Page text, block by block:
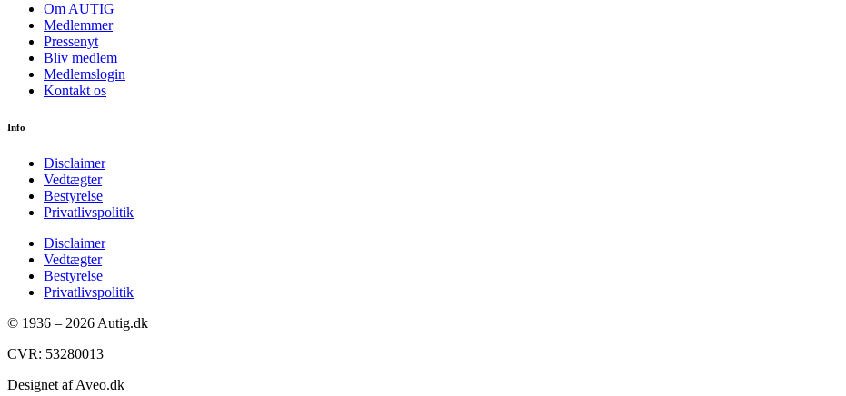
Om AUTIG
Medlemmer
Pressenyt
Bliv medlem
Medlemslogin
Kontakt os
Info
Disclaimer
Vedtægter
Bestyrelse
Privatlivspolitik
Disclaimer
Vedtægter
Bestyrelse
Privatlivspolitik
© 1936 – 2026 Autig.dk
CVR: 53280013
Designet afAveo.dk